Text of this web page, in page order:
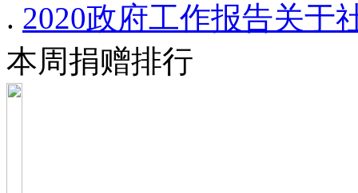
. 2020政府工作报告关于
本周捐赠排行